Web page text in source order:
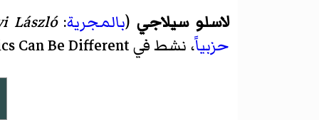
لاسلو سيلاجي(بالمجرية:
László
حزبياً، نشط في Politics Can Be Different . وقد